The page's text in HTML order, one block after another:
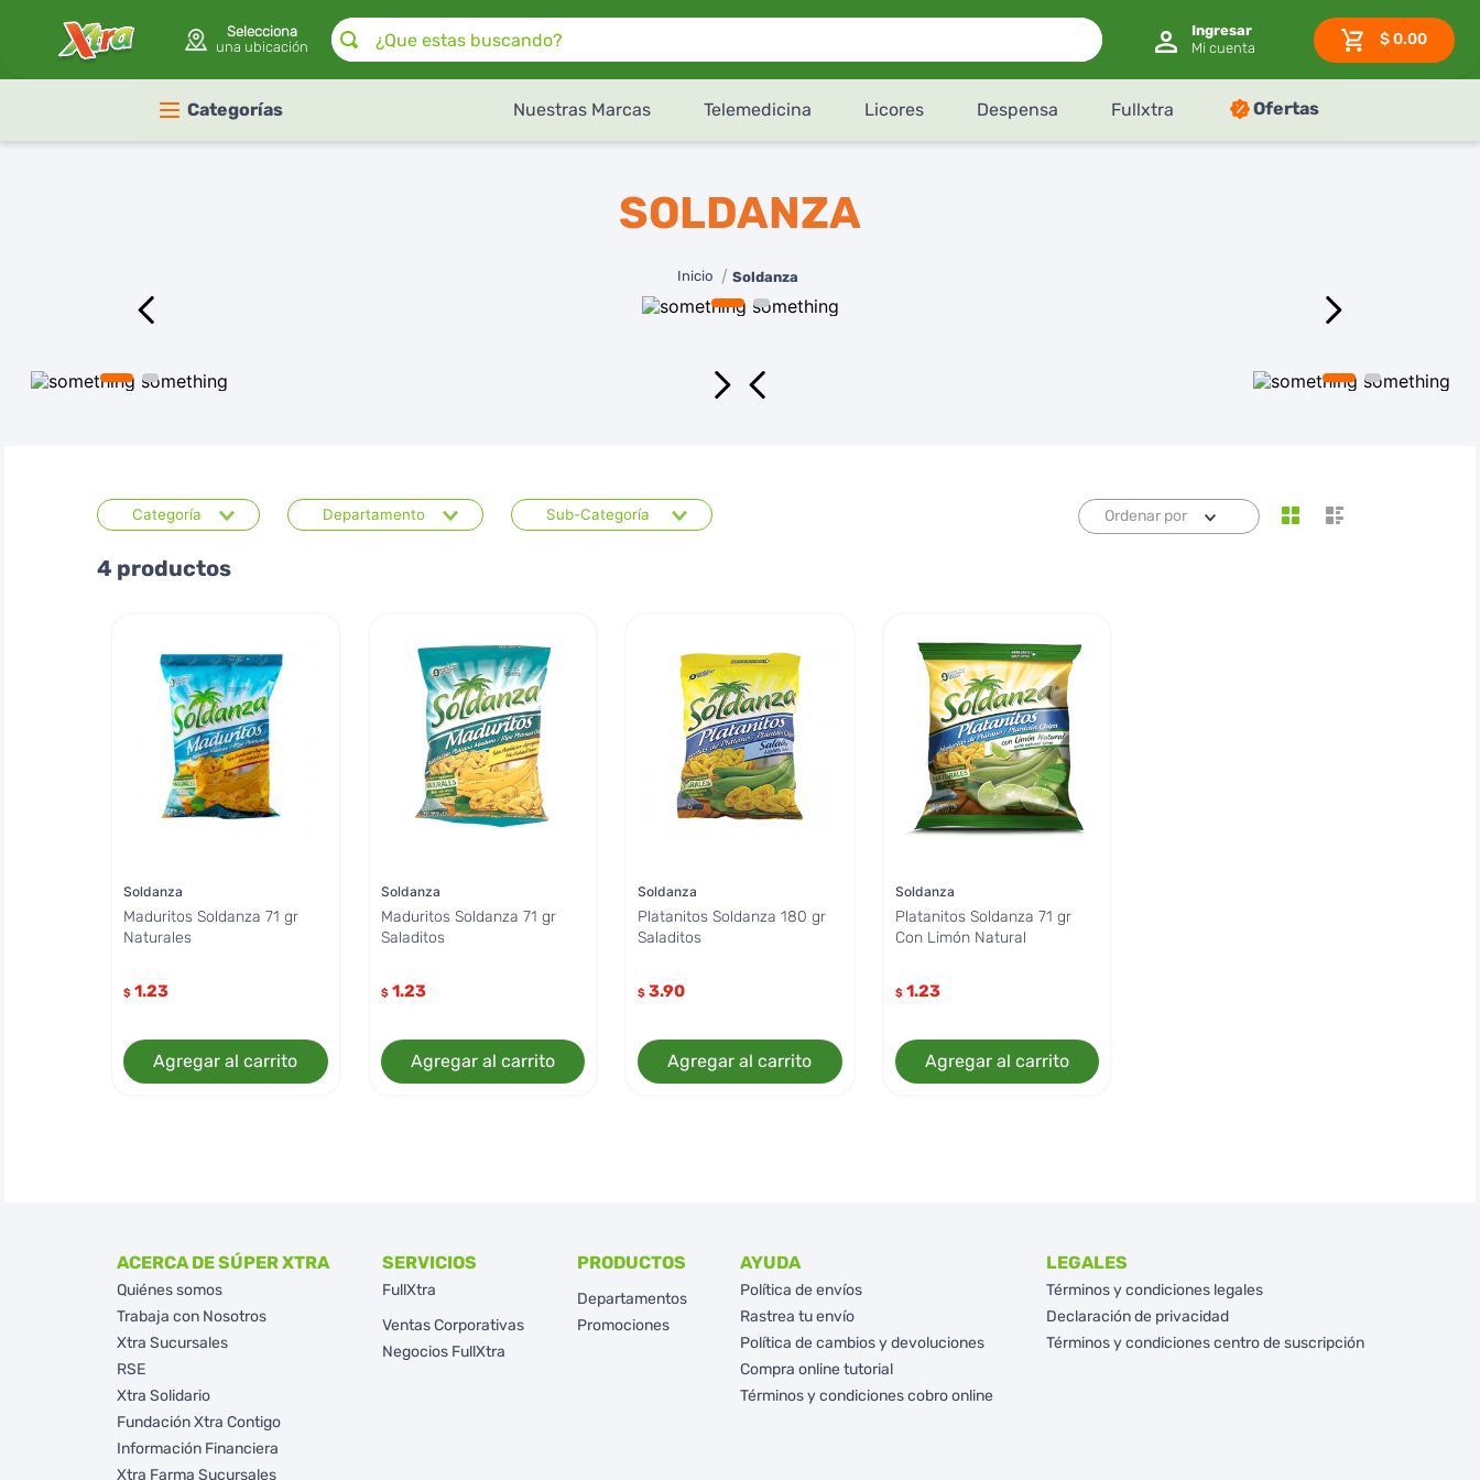
Selecciona
una ubicación
¿Cómo te gustaría recibir
tu pedido de SúperXtra?
Retiro en tienda Recibe en tu domicilio
¿Que estas buscando?
$0.00
Categorías Nuestras Marcas Telemedicina Licores Despensa Fullxtra Ofertas
SOLDANZA
Soldanza
Categoría
Snacks, galletas y
Departamento Sub-Categoría Ordenar por
4 productos
Soldanza
Maduritos Soldanza 71 gr
Naturales
$ 1.23
Agregar al carrito
Soldanza
Maduritos Soldanza 71 gr
Saladitos
$ 1.23
Agregar al carrito
Soldanza
Platanitos Soldanza 180 gr
Saladitos
$ 3.90
Agregar al carrito
Soldanza
Platanitos Soldanza 71 gr
Con Limón Natural
$ 1.23
Agregar al carrito
ACERCA DE SÚPER XTRA
Quiénes somos
Trabaja con Nosotros
Xtra Sucursales
RSE
Xtra Solidario
Fundación Xtra Contigo
Información Financiera
Xtra Farma Sucursales
SERVICIOS
FullXtra
Ventas Corporativas
Negocios FullXtra
PRODUCTOS
Departamentos
Promociones
AYUDA
Política de envíos
Rastrea tu envío
Política de cambios y devoluciones
Compra online tutorial
Términos y condiciones cobro online
LEGALES
Términos y condiciones legales
Declaración de privacidad
Términos y condiciones centro de suscripción